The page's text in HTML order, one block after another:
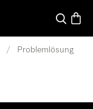
Suche
/ Problemlösung